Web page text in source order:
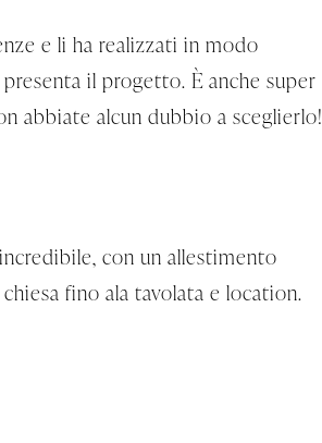
e li ha realizzati in modo
il progetto. È anche super
abbiate alcun dubbio a sceglierlo!
con un allestimento
fino ala tavolata e location.